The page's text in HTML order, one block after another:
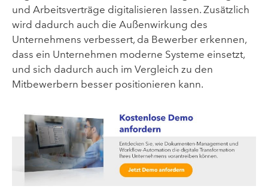
und Arbeitsverträge digitalisieren lassen. Zusätzlich
wird dadurch auch die Außenwirkung des
Unternehmens verbessert, da Bewerber erkennen,
dass ein Unternehmen moderne Systeme einsetzt,
und sich dadurch auch im Vergleich zu den
Mitbewerbern besser positionieren kann.